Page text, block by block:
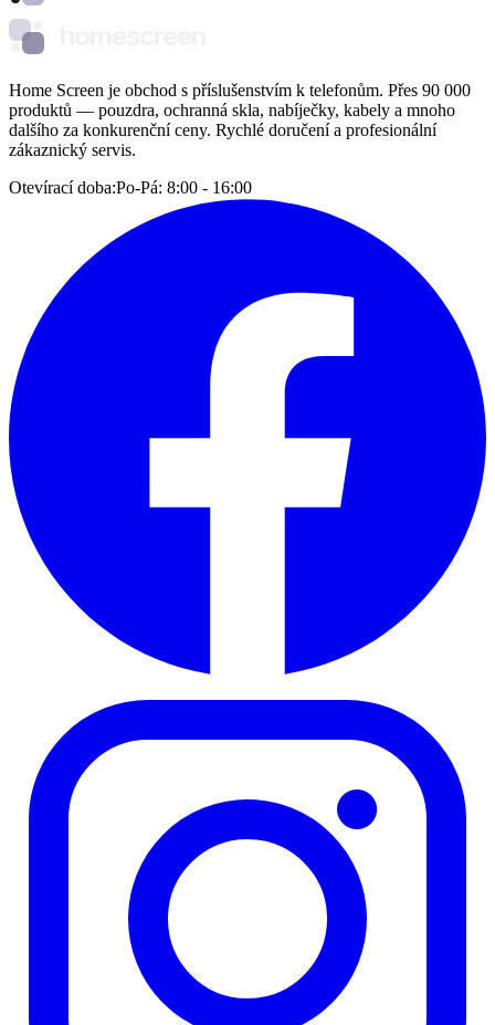
Home Screen je obchod s příslušenstvím k telefonům. Přes 90 000
produktů — pouzdra, ochranná skla, nabíječky, kabely a mnoho
dalšího za konkurenční ceny. Rychlé doručení a profesionální
zákaznický servis.
Otevírací doba:Po-Pá: 8:00 - 16:00